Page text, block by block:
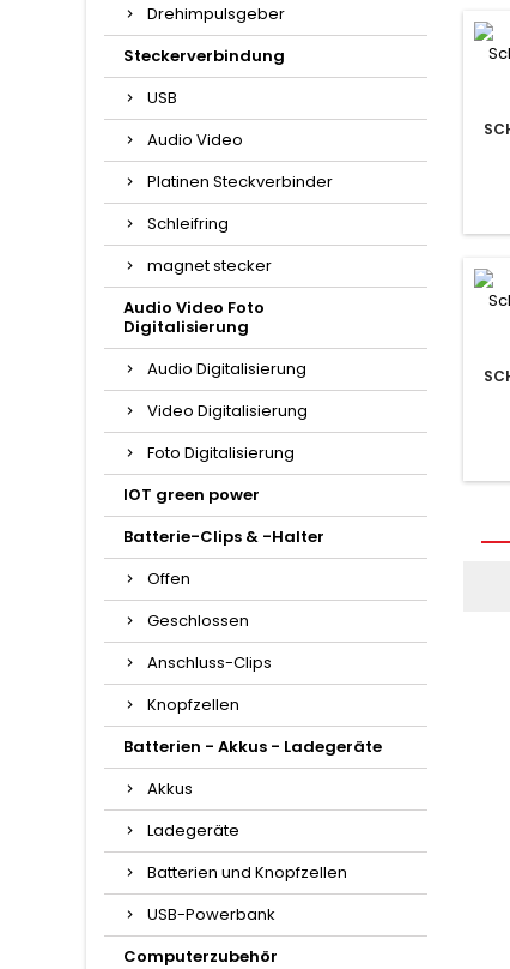
Drehimpulsgeber
Steckerverbindung
USB
Audio Video
Platinen Steckverbinder
Schleifring
magnet stecker
Audio Video Foto
Digitalisierung
Audio Digitalisierung
Video Digitalisierung
Foto Digitalisierung
IOT green power
Batterie-Clips & -Halter
Offen
Geschlossen
Anschluss-Clips
Knopfzellen
Batterien - Akkus - Ladegeräte
Akkus
Ladegeräte
Batterien und Knopfzellen
USB-Powerbank
Computerzubehör